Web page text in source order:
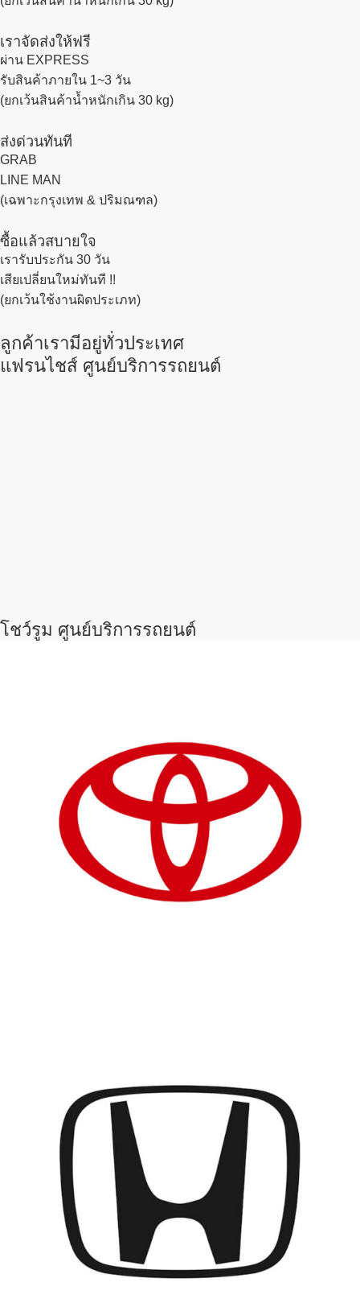
เราจัดส่งให้ฟรี
ผ่าน EXPRESS
รับสินค้าภายใน 1~3 วัน
(ยกเว้นสินค้าน้ำหนักเกิน 30 kg)
ส่งด่วนทันที
GRAB
LINE MAN
(เฉพาะกรุงเทพ & ปริมณฑล)
ซื้อแล้วสบายใจ
เรารับประกัน 30 วัน
เสียเปลี่ยนใหม่ทันที !!
(ยกเว้นใช้งานผิดประเภท)
ลูกค้าเรามีอยู่ทั่วประเทศ
แฟรนไชส์ ศูนย์บริการรถยนต์
โชว์รูม ศูนย์บริการรถยนต์